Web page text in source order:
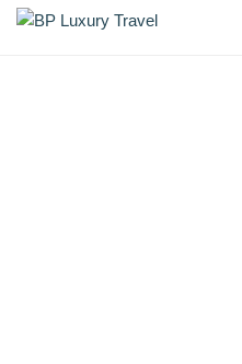
Skip
BP Luxury Travel